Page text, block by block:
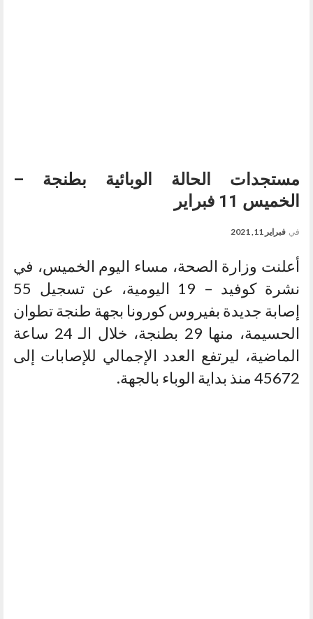
مستجدات الحالة الوبائية بطنجة –
الخميس 11 فبراير
في فبراير 11, 2021
أعلنت وزارة الصحة، مساء اليوم الخميس، في
نشرة كوفيد – 19 اليومية، عن تسجيل 55
إصابة جديدة بفيروس كورونا بجهة طنجة تطوان
الحسيمة، منها 29 بطنجة، خلال الـ 24 ساعة
الماضية، ليرتفع العدد الإجمالي للإصابات إلى
45672 منذ بداية الوباء بالجهة.